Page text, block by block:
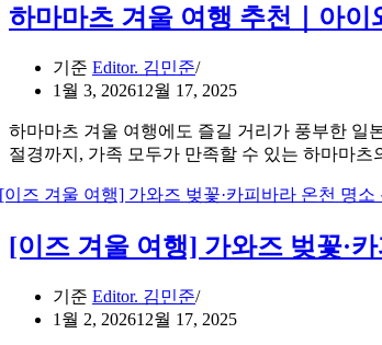
하마마츠 겨울 여행 추천｜아이
기준 Editor. 김민준
1월 3, 202612월 17, 2025
하마마츠 겨울 여행에도 즐길 거리가 풍부한 일
절경까지, 가족 모두가 만족할 수 있는 하마마
[이즈 겨울 여행] 가와즈 벚꽃·
기준 Editor. 김민준
1월 2, 202612월 17, 2025